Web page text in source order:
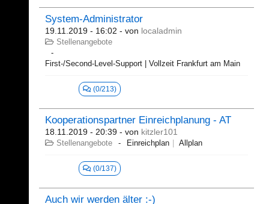
System-Administrator
19.11.2019 - 16:02 - von localadmin
Stellenangebote
First-/Second-Level-Support | Vollzeit Frankfurt am Main
(0/213)
Kooperationspartner Einreichplanung - AT
18.11.2019 - 20:39 - von kitzler101
Stellenangebote Einreichplan Allplan
(0/137)
Auch wir werden älter :-)